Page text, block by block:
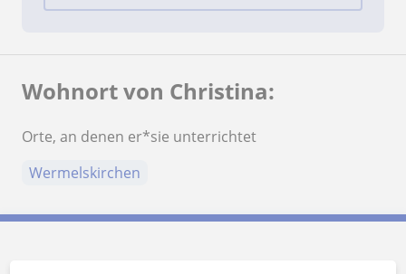
Wohnort von Christina:
Orte, an denen er*sie unterrichtet
Wermelskirchen